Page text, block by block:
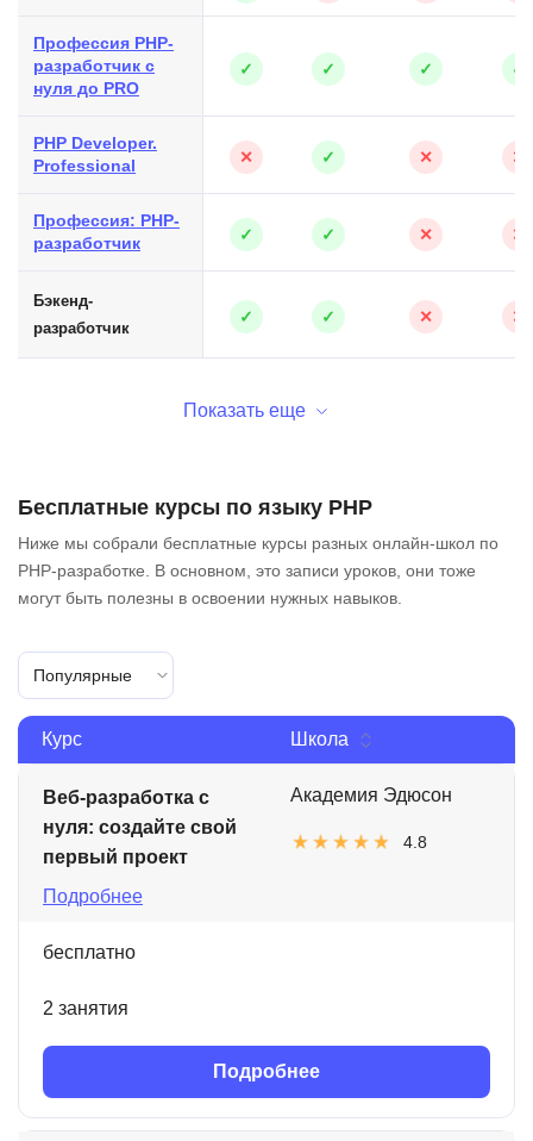
Профессия PHP-
разработчик с
нуля до PRO
✓ ✓ ✓ ✓
PHP Developer.
Professional
✕ ✓ ✕ ✕
Профессия: PHP-
разработчик
✓ ✓ ✕ ✕
Бэкенд-
разработчик
✓ ✓ ✕ ✕
Показать еще
Бесплатные курсы по языку PHP
Ниже мы собрали бесплатные курсы разных онлайн-школ по
PHP-разработке. В основном, это записи уроков, они тоже
могут быть полезны в освоении нужных навыков.
Популярные
Курс Школа
Веб-разработка с
нуля: создайте свой
первый проект
Подробнее
Академия Эдюсон
4.8
бесплатно
2 занятия
Подробнее